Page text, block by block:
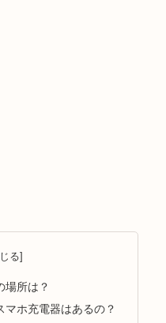
場所は？
マホ充電器はあるの？